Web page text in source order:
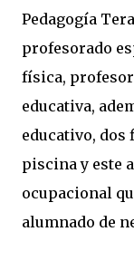
Pedagogía
profesorado
física,
educativa,
educativo,
piscina y este
ocupacional
alumnado de